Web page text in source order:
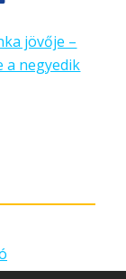
jövője –
a negyedik